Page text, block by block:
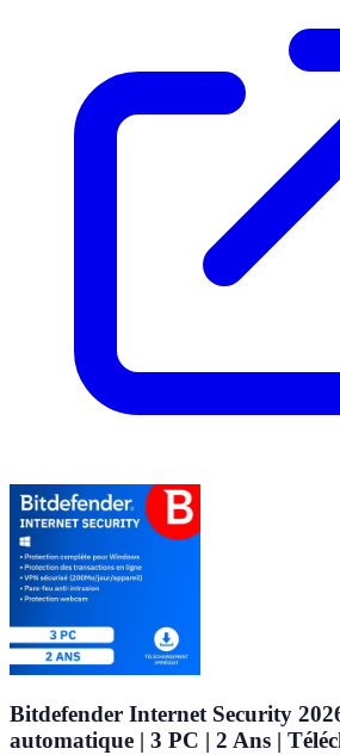
Bitdefender Internet Security
automatique | 3 PC | 2 Ans |